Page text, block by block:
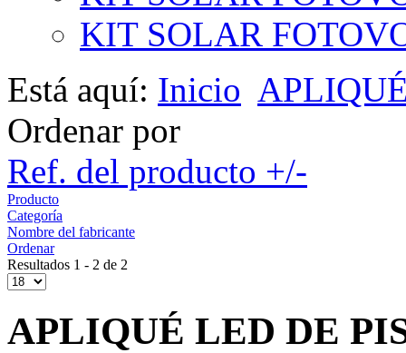
KIT SOLAR
Está aquí: Inicio
Ordenar por
Ref. del producto +/-
Producto
Categoría
Nombre del fabricante
Ordenar
Resultados 1 - 2 de 2
APLIQUÉ LED DE